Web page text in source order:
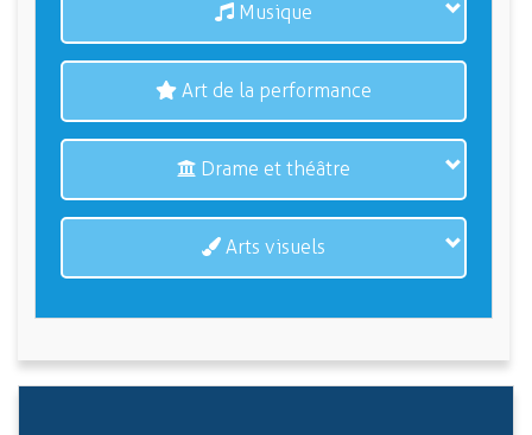
Musique
Art de la performance
Drame et théâtre
Arts visuels